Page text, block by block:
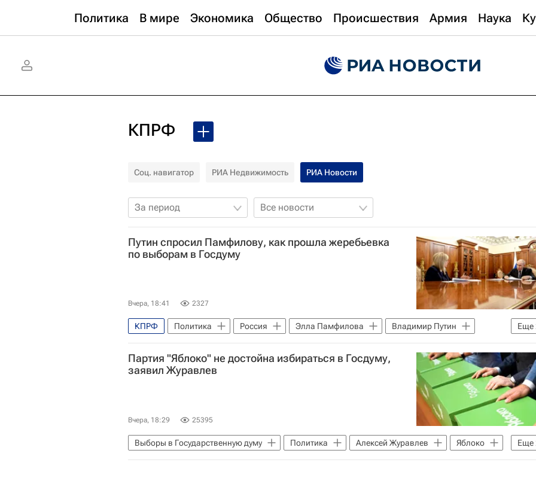
Политика В мире Экономика Общество Происшествия Армия Наука
КПРФ
Соц. навигатор РИА Недвижимость РИА Новости
За период Все новости
Путин спросил Памфилову, как прошла жеребьевка
по выборам в Госдуму
Вчера, 18:41 2327
Еще
КПРФ Политика Россия Элла Памфилова
Владимир Путин
Единая Россия
Госдума РФ
Партия "Яблоко" не достойна избираться в Госдуму,
заявил Журавлев
Вчера, 18:29 25395
Еще
Выборы в Государственную думу Политика Алексей Журавлев
Яблоко
Госдума РФ
Россия